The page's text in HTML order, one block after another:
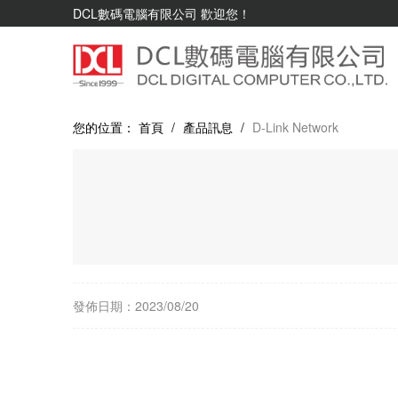
DCL數碼電腦有限公司 歡迎您！
您的位置： 首頁 / 產品訊息 / D-Link Network
發佈日期：2023/08/20